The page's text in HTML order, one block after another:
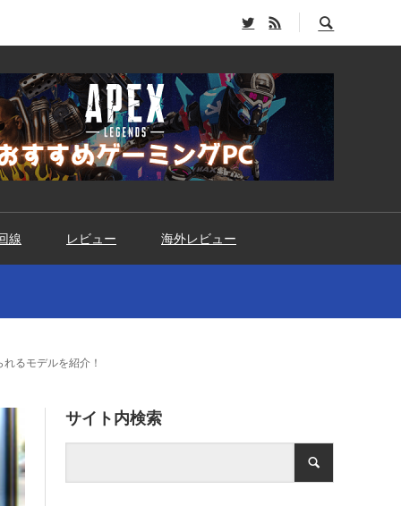
線 レビュー 海外レビュー
るモデルを紹介！
サイト内検索